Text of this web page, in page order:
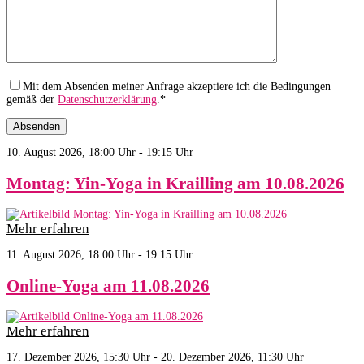
Mit dem Absenden meiner Anfrage akzeptiere ich die Bedingungen
gemäß der Datenschutzerklärung.*
10. August 2026, 18:00 Uhr - 19:15 Uhr
Montag: Yin-Yoga in Krailling am 10.08.2026
Mehr erfahren
11. August 2026, 18:00 Uhr - 19:15 Uhr
Online-Yoga am 11.08.2026
Mehr erfahren
17. Dezember 2026, 15:30 Uhr - 20. Dezember 2026, 11:30 Uhr